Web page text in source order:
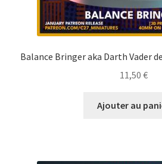
Balance Bringer aka Darth Vader
11,50 €
Ajouter au